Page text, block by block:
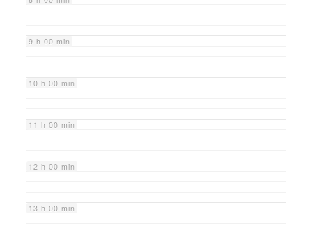
9 h 00 min
10 h 00 min
11 h 00 min
12 h 00 min
13 h 00 min